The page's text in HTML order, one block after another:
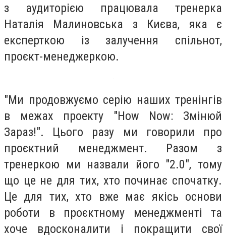
з аудиторією працювала тренерка
Наталія Малиновська з Києва, яка є
експерткою із залучення спільнот,
проєкт-менеджеркою.
"Ми продовжуємо серію наших тренінгів
в межах проекту "How Now: Змінюй
Зараз!". Цього разу ми говорили про
проєктний менеджмент. Разом з
тренеркою ми назвали його "2.0", тому
що це не для тих, хто починає спочатку.
Це для тих, хто вже має якісь основи
роботи в проєктному менеджменті та
хоче вдосконалити і покращити свої